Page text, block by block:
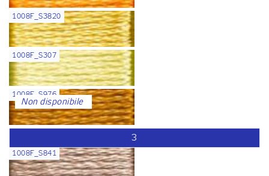
1008F_S3820
1008F_S307
Non disponibile
1008F_S976
3
1008F_S841